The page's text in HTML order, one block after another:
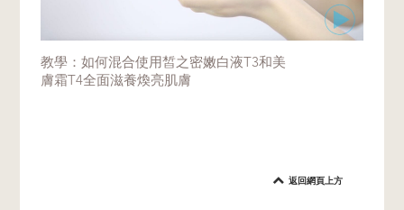
教學：如何混合使用皙之密嫩白液T3和美
膚霜T4全面滋養煥亮肌膚
返回網頁上方